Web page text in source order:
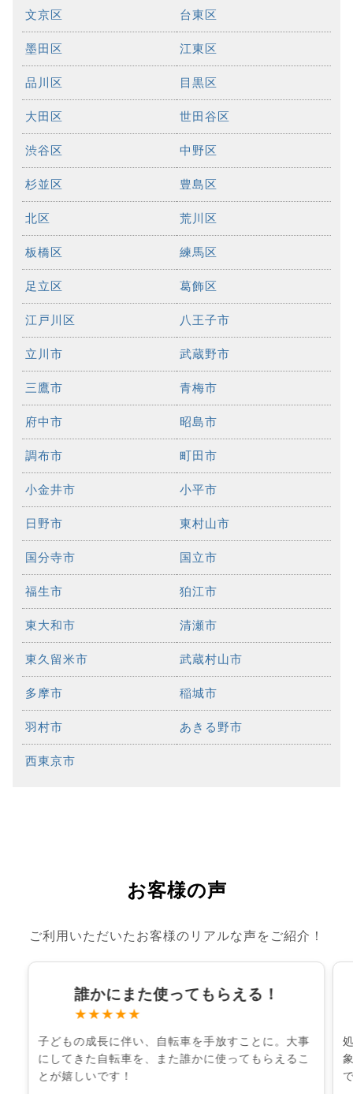
文京区 台東区
墨田区 江東区
品川区 目黒区
大田区 世田谷区
渋谷区 中野区
杉並区 豊島区
北区 荒川区
板橋区 練馬区
足立区 葛飾区
江戸川区 八王子市
立川市 武蔵野市
三鷹市 青梅市
府中市 昭島市
調布市 町田市
小金井市 小平市
日野市 東村山市
国分寺市 国立市
福生市 狛江市
東大和市 清瀬市
東久留米市 武蔵村山市
多摩市 稲城市
羽村市 あきる野市
西東京市
お客様の声
ご利用いただいたお客様のリアルな声をご紹介！
誰かにまた使ってもらえる！
★★★★★
子どもの成長に伴い、自転車を手放すことに。大事
にしてきた自転車を、また誰かに使ってもらえるこ
とが嬉しいです！